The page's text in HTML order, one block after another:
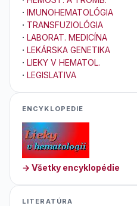
· IMUNOHEMATOLÓGIA
· TRANSFUZIOLÓGIA
· LABORAT. MEDICÍNA
· LEKÁRSKA GENETIKA
· LIEKY V HEMATOL.
· LEGISLATIVA
ENCYKLOPEDIE
→ Všetky encyklopédie
LITERATÚRA